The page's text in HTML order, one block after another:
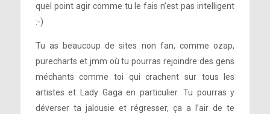
quel point agir comme tu le fais n’est pas intelligent
:-)
Tu as beaucoup de sites non fan, comme ozap,
purecharts et jmm où tu pourras rejoindre des gens
méchants comme toi qui crachent sur tous les
artistes et Lady Gaga en particulier. Tu pourras y
déverser ta jalousie et régresser, ça a l’air de te